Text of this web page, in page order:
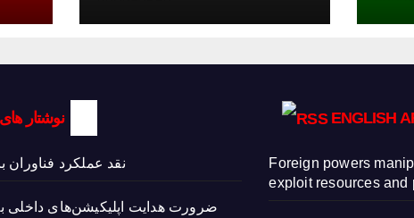
نوشتار
نقد عملکرد فناوران
ضرورت هدایت اپلیکیشن‌های داخلی
ENGLISH
Foreign powers
exploit resources and